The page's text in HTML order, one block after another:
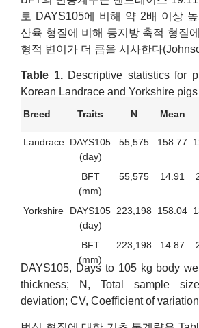
로 DAYS105에 비해 약 2배 이상
산육 형질에 비해 등지방 축적 형질
형적 변이가 더 큼을 시사한다
Table 1.Descriptive statistics for
Korean Landrace and Yorkshire pigs
Breed Traits N Mean
Landrace DAYS105
(day)
55,575 158.77
BFT
(mm)
55,575 14.91
Yorkshire
DAYS105
(day)
223,198 158.04
BFT
(mm)
223,198 14.87
DAYS105, Days to 105 kg body
thickness; N, Total sample
deviation; CV, Coefficient of